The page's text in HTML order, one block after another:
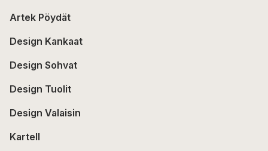
Artek Pöydät
Design Kankaat
Design Sohvat
Design Tuolit
Design Valaisin
Kartell